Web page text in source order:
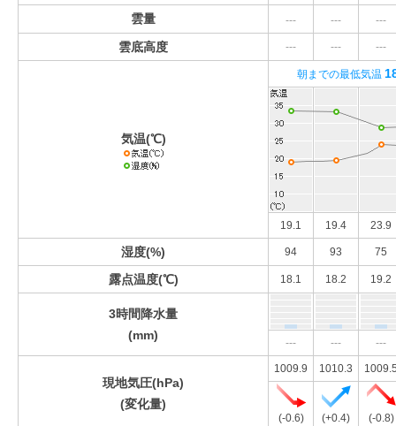
雲量 --- --- ---
雲底高度 --- --- ---
気温(℃)
朝までの最低気温
19.1 19.4 23.9
湿度(%) 94 93 75
露点温度(℃) 18.1 18.2 19.2
3時間降水量
(mm)
--- --- ---
現地気圧(hPa)
(変化量)
1009.9 1010.3
(-0.6) (+0.4) (-0.8)